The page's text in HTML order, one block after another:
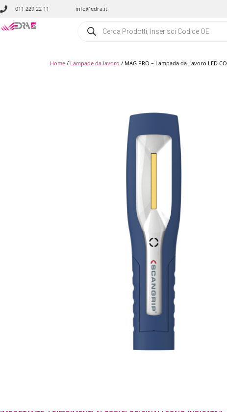
011 229 22 11 info@edra.it
Home / Lampade da lavoro / MAG PRO – Lampada da Lavoro LED